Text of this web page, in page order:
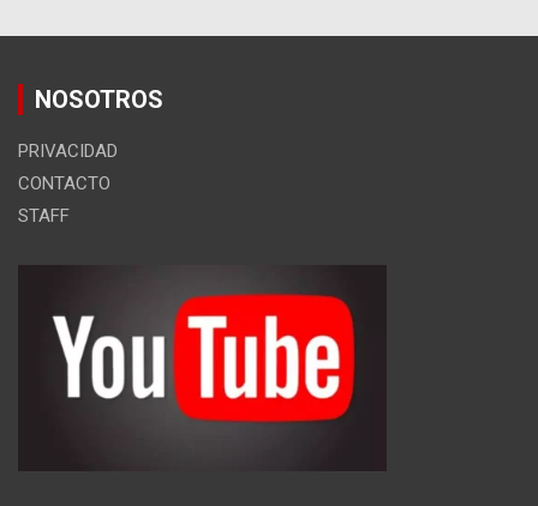
NOSOTROS
PRIVACIDAD
CONTACTO
STAFF